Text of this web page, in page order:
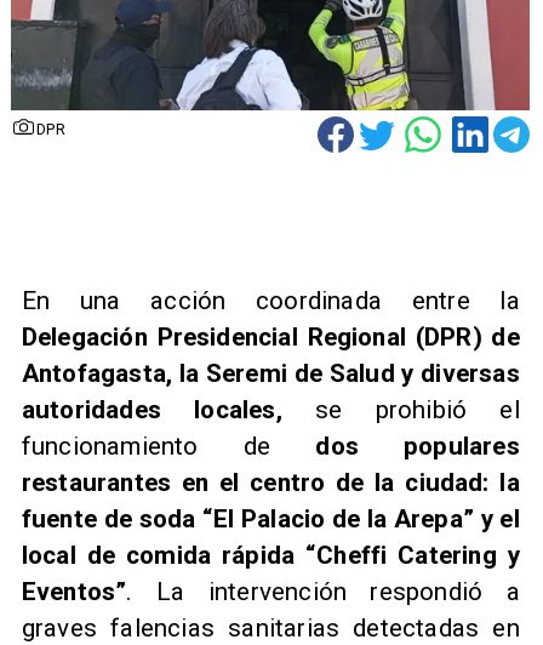
DPR
En una acción coordinada entre la
Delegación Presidencial Regional (DPR) de
Antofagasta, la Seremi de Salud y diversas
autoridades locales, se prohibió el
funcionamiento de dos populares
restaurantes en el centro de la ciudad: la
fuente de soda “El Palacio de la Arepa” y el
local de comida rápida “Cheffi Catering y
Eventos”. La intervención respondió a
graves falencias sanitarias detectadas en